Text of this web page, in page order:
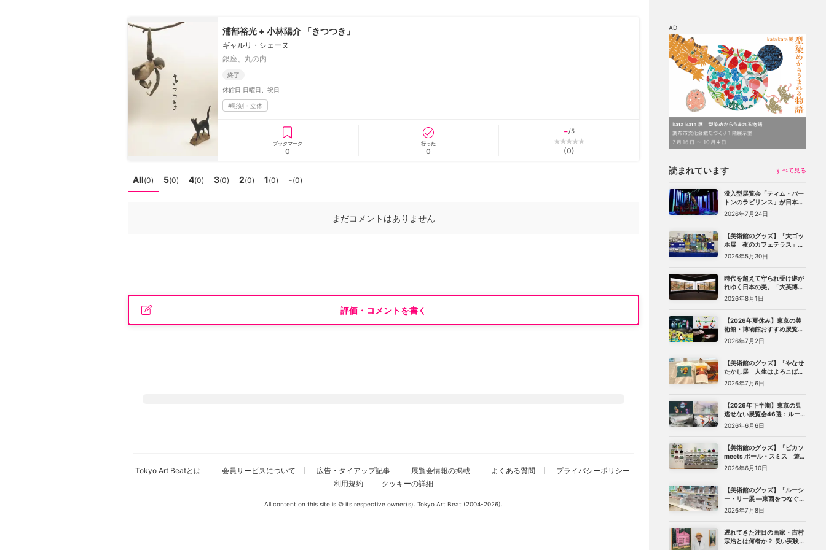
チケット割引
浦部裕光 + 小林陽介 「きつつき」
ギャルリ・シェーヌ
銀座、丸の内
終了
休館日 日曜日、祝日
#彫刻・立体
ブックマーク
0
行った
0
-/5
(0)
All(0) 5(0) 4(0) 3(0) 2(0) 1(0) -(0)
まだコメントはありません
評価・コメントを書く
AD
読まれています すべて見る
没入型展覧会「ティム・バー
トンのラビリンス」が日本初
上陸。豊洲のCREVIA BASE
Tokyoで11月開幕
2026年7月24日
【美術館のグッズ】「大ゴッ
ホ展 夜のカフェテラス」
（上野の森美術館）で見つけ
た、編集部おすすめグッズ10
2026年5月30日
時代を超えて守られ受け継が
れゆく日本の美。「大英博物
館 日本美術コレクション 百花
繚乱〜海を越えた江戸絵画」
2026年8月1日
【2026年夏休み】東京の美
術館・博物館おすすめ展覧会
27選｜ゴッホ、レンブラント
から、ピングー、トニー・ア
2026年7月2日
【美術館のグッズ】「やなせ
たかし展 人生はよろこばせ
ごっこ」 （世田谷文学館）で
見つけた、編集部おすすめグ
2026年7月6日
【2026年下半期】東京の見
逃せない展覧会46選：ルーヴ
ル美術館展、ターナー展か
ら、マリメッコ、森万里子展
2026年6月6日
【美術館のグッズ】「ピカソ
meets ポール・スミス 遊び
心の冒険へ」（国立新美術
館）で見つけた、編集部おす
2026年6月10日
【美術館のグッズ】「ルーシ
ー・リー展 ―東西をつなぐ優
美のうつわ―」（東京都庭園
美術館）で見つけた、編集部
2026年7月8日
遅れてきた注目の画家・吉村
宗浩とは何者か？ 長い実験期
Tokyo Art Beatとは 会員サービスについて 広告・タイアップ記事 展覧会情報の掲載 よくある質問
プライバシーポリシー
利用規約
クッキーの詳細
All content on this site is © its respective owner(s). Tokyo Art Beat (2004-2026).